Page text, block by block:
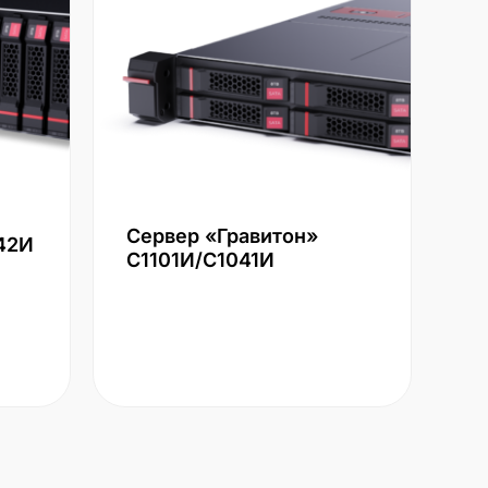
Сервер «Гравитон»
С1101И/С1041И